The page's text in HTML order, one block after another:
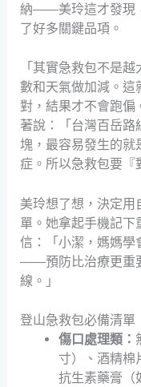
納——美玲這才發現
了好多關鍵品項。
「其實急救包不是
數和天氣做加減。這
對，結果才不會跑偏
著說：「台灣百岳路
塊，最容易發生的就
症。所以急救包要『
美玲想了想，決定用
單。她拿起手機記下
信：「小潔，媽媽學
——預防比治療更重
線。」
登山急救包必備清單
傷口處理類：
寸）、酒精棉
抗生素藥膏（